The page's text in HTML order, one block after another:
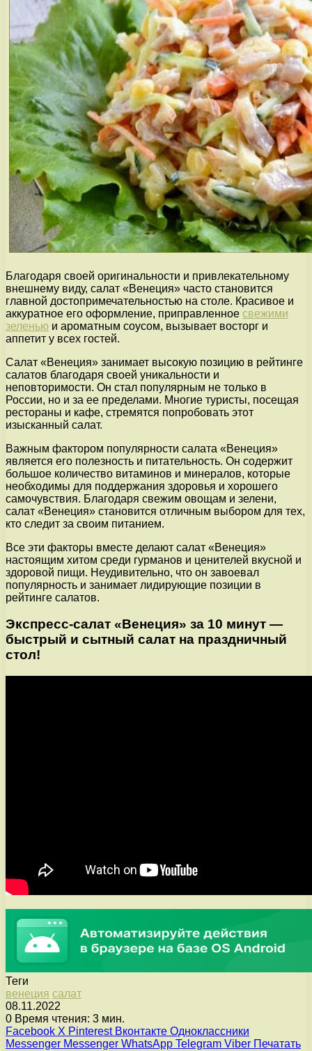
Благодаря своей оригинальности и привлекательному
внешнему виду, салат «Венеция» часто становится
главной достопримечательностью на столе. Красивое и
аккуратное его оформление, приправленное свежими
зеленью и ароматным соусом, вызывает восторг и
аппетит у всех гостей.
Салат «Венеция» занимает высокую позицию в рейтинге
салатов благодаря своей уникальности и
неповторимости. Он стал популярным не только в
России, но и за ее пределами. Многие туристы, посещая
рестораны и кафе, стремятся попробовать этот
изысканный салат.
Важным фактором популярности салата «Венеция»
является его полезность и питательность. Он содержит
большое количество витаминов и минералов, которые
необходимы для поддержания здоровья и хорошего
самочувствия. Благодаря свежим овощам и зелени,
салат «Венеция» становится отличным выбором для тех,
кто следит за своим питанием.
Все эти факторы вместе делают салат «Венеция»
настоящим хитом среди гурманов и ценителей вкусной и
здоровой пищи. Неудивительно, что он завоевал
популярность и занимает лидирующие позиции в
рейтинге салатов.
Экспресс-салат «Венеция» за 10 минут —
быстрый и сытный салат на праздничный
стол!
Теги
венеция салат
08.11.2022
0 Время чтения: 3 мин.
Facebook X Pinterest Вконтакте Одноклассники
Messenger Messenger WhatsApp Telegram Viber Печатать